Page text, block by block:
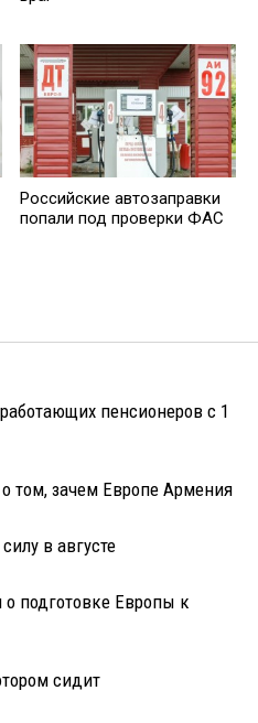
Российские автозаправки
попали под проверки ФАС
пенсионеров с 1
том, зачем Европе Армения
в августе
подготовке Европы к
сидит